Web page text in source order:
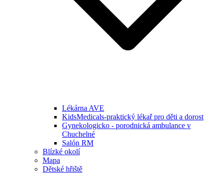
Lékárna AVE
KidsMedicals-praktický lékař pro děti a dorost
Gynekologicko - porodnická ambulance v
Chuchelné
Salón RM
Blízké okolí
Mapa
Dětské hřiště